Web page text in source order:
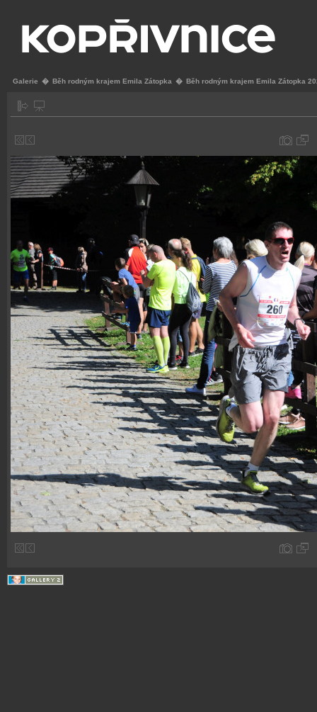
Galerie � Běh rodným krajem Emila Zátopka � Běh rodným krajem Emila Zátopka